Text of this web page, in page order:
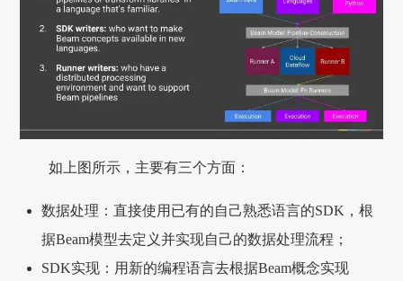
如上图所示，主要有三个方面：
数据处理：直接使用已有的自己熟悉语言的SDK，根
据Beam模型去定义并实现自己的数据处理流程；
SDK实现：用新的编程语言去根据Beam概念实现